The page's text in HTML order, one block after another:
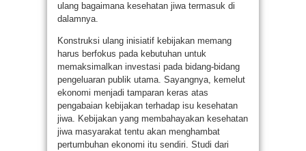
ulang bagaimana kesehatan jiwa termasuk di
dalamnya.
Konstruksi ulang inisiatif kebijakan memang
harus berfokus pada kebutuhan untuk
memaksimalkan investasi pada bidang-bidang
pengeluaran publik utama. Sayangnya, kemelut
ekonomi menjadi tamparan keras atas
pengabaian kebijakan terhadap isu kesehatan
jiwa. Kebijakan yang membahayakan kesehatan
jiwa masyarakat tentu akan menghambat
pertumbuhan ekonomi itu sendiri. Studi dari